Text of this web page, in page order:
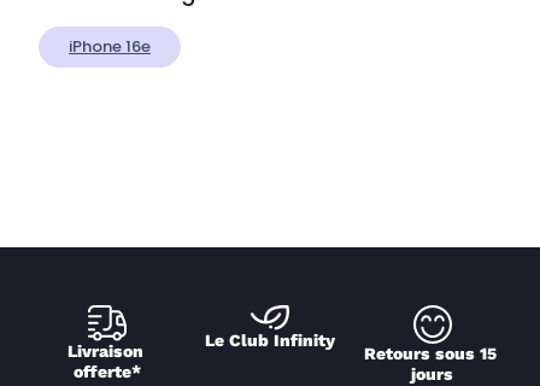
iPhone 16e
Livraison
offerte*
Le Club Infinity
Retours sous 15
jours